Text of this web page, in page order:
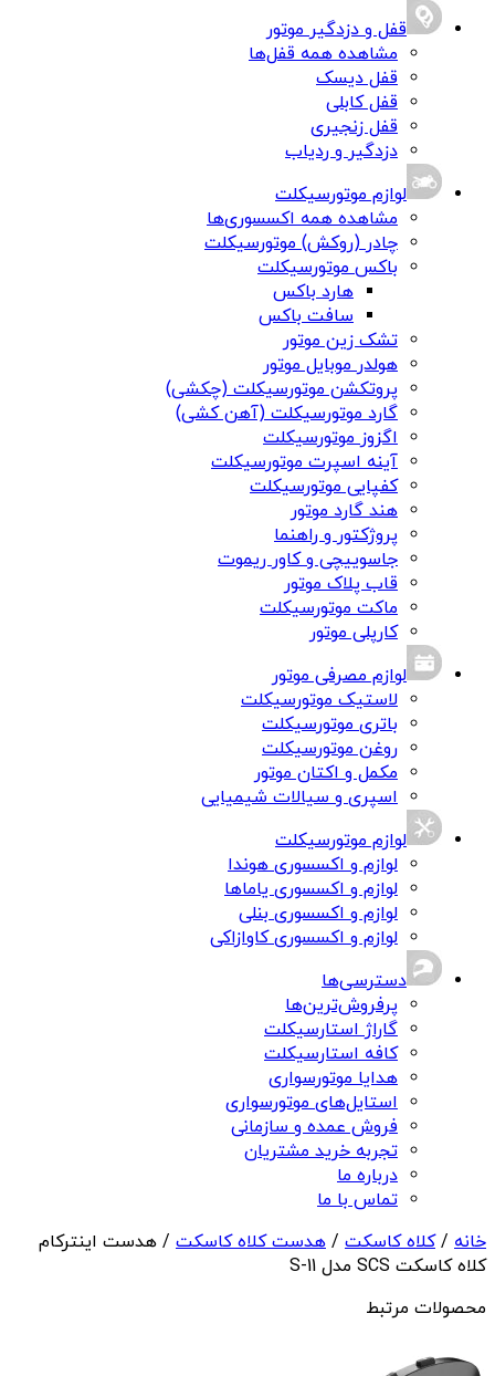
قفل و دزدگیر موتور
مشاهده همه قفل‌ها
قفل دیسک
قفل کابلی
قفل زنجیری
دزدگیر و ردیاب
لوازم موتورسیکلت
مشاهده همه اکسسوری‌ها
چادر (روکش) موتورسیکلت
باکس موتورسیکلت
هارد باکس
سافت باکس
تشک زین موتور
هولدر موبایل موتور
پروتکشن موتورسیکلت (چکشی)
گارد موتورسیکلت (آهن کشی)
اگزوز موتورسیکلت
آینه اسپرت موتورسیکلت
کفپایی موتورسیکلت
هند گارد موتور
پروژکتور و راهنما
جاسوییچی و کاور ریموت
قاب پلاک موتور
ماکت موتورسیکلت
کارپلی موتور
لوازم مصرفی موتور
لاستیک موتورسیکلت
باتری موتورسیکلت
روغن موتورسیکلت
مکمل و اکتان موتور
اسپری و سیالات شیمیایی
لوازم موتورسیکلت
لوازم و اکسسوری هوندا
لوازم و اکسسوری یاماها
لوازم و اکسسوری بنلی
لوازم و اکسسوری کاوازاکی
دسترسی‌ها
پرفروش‌ترین‌ها
گاراژ استارسیکلت
کافه استارسیکلت
هدایا موتورسواری
استایل‌های موتورسواری
فروش عمده و سازمانی
تجربه خرید مشتریان
درباره ما
تماس با ما
خانه /کلاه کاسکت / هدست کلاه کاسکت / هدست اینترکام
کلاه کاسکت SCS مدل S-11
محصولات مرتبط